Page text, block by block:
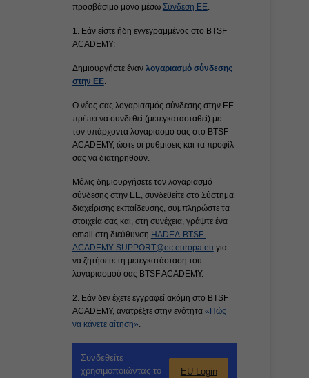
προσβάσιμο μόνο μέσω Σύνδεση ΕΕ.
1. Εάν είστε ήδη εγγεγραμμένος στο BTSF
ACADEMY:
Δημιουργήστε έναν λογαριασμό σύνδεσης
στην ΕE.
Ο νέος σας λογαριασμός σύνδεσης στην ΕΕ
πρέπει να συνδεθεί (μετεγκατασταθεί) με
τον υπάρχοντα λογαριασμό σας στο BTSF
ACADEMY, ώστε οι ρυθμίσεις και τα προφίλ
σας να διατηρηθούν.
Μόλις δημιουργήσετε τον λογαριασμό
σύνδεσης στην ΕΕ, συνδεθείτε στο Σύστημα
διαχείρισης εκπαίδευσης, συμπληρώστε τα
στοιχεία σας και, στη συνέχεια, γράψτε ένα
email στη διεύθυνση HADEA-BTSF-
ACADEMY-SUPPORT@ec.europa.eu για
να ζητήσετε τη μετεγκατάσταση του
λογαριασμού σας BTSF ACADEMY.
2. Εάν δεν έχετε εγγραφεί ακόμη στο BTSF
ACADEMY, ανατρέξτε στην ενότητα «Πώς
να κάνετε αίτηση».
Συνδεθείτε
χρησιμοποιώντας το
EU Login